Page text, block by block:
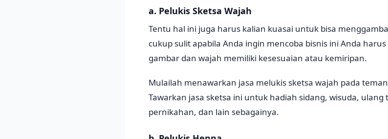
a. Pelukis Sketsa Wajah
Tentu hal ini juga harus kalian kuasai untuk bisa
cukup sulit apabila Anda ingin mencoba bisnis ini Anda
gambar dan wajah memiliki kesesuaian atau kemiripan.
Mulailah menawarkan jasa melukis sketsa wajah pada
Tawarkan jasa sketsa ini untuk hadiah sidang, wisuda, ulang
pernikahan, dan lain sebagainya.